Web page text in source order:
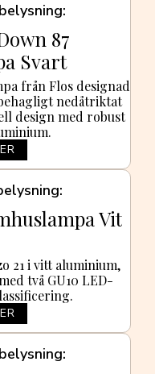
87
Svart
från Flos designad
nedåtriktat
design med robust
Vit
21 i vitt aluminium,
två GU10 LED-